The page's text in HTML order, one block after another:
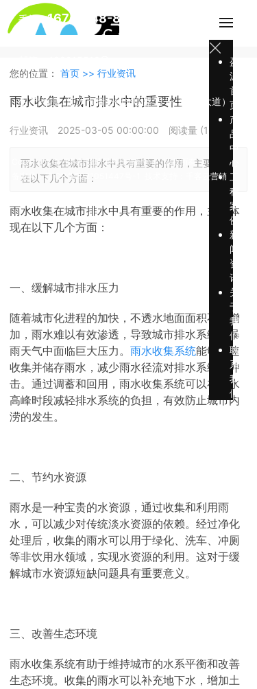
盈
源
首
页
产
品
中
心
工
程
案
例
新
闻
资
讯
关
于
我
们
联
系
我
们
您的位置： 首页 >> 行业资讯
雨水收集在城市排水中的重要性
行业资讯 2025-03-05 00:00:00 阅读量 (131
雨水收集在城市排水中具有重要的作用，主要体现
在以下几个方面：
雨水收集在城市排水中具有重要的作用，主要体
现在以下几个方面：
一、缓解城市排水压力
随着城市化进程的加快，不透水地面面积不断增
加，雨水难以有效渗透，导致城市排水系统在暴
雨天气中面临巨大压力。 雨水收集系统能够迅速
收集并储存雨水，减少雨水径流对排水系统的冲
击。通过调蓄和回用，雨水收集系统可以在雨水
高峰时段减轻排水系统的负担，有效防止城市内
涝的发生。
二、节约水资源
雨水是一种宝贵的水资源，通过收集和利用雨
水，可以减少对传统淡水资源的依赖。经过净化
处理后，收集的雨水可以用于绿化、洗车、冲厕
等非饮用水领域，实现水资源的利用。这对于缓
解城市水资源短缺问题具有重要意义。
三、改善生态环境
雨水收集系统有助于维持城市的水系平衡和改善
生态环境。收集的雨水可以补充地下水，增加土
Copyright © 江苏盈源环保科技有限公司 版权所有
备案号：苏ICP备2021051447号-1 千客云营销
手机：167-3248-8886
地址：无锡市新吴区新安弘毅路11-5号302
生产地址：江阴市青阳镇光明路31号（海港大道）